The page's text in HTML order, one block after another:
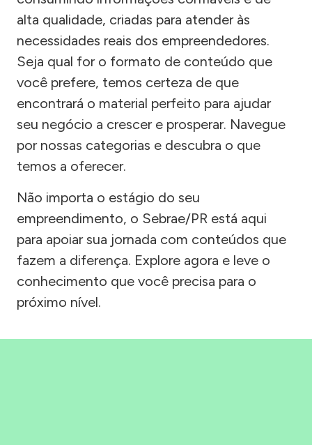
alta qualidade, criadas para atender às
necessidades reais dos empreendedores.
Seja qual for o formato de conteúdo que
você prefere, temos certeza de que
encontrará o material perfeito para ajudar
seu negócio a crescer e prosperar. Navegue
por nossas categorias e descubra o que
temos a oferecer.
Não importa o estágio do seu
empreendimento, o Sebrae/PR está aqui
para apoiar sua jornada com conteúdos que
fazem a diferença. Explore agora e leve o
conhecimento que você precisa para o
próximo nível.